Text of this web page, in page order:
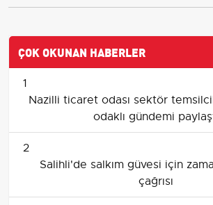
ÇOK OKUNAN HABERLER
1
Nazilli ticaret odası sektör
odaklı gündemi
2
Salihli'de salkım güvesi için
çağrısı